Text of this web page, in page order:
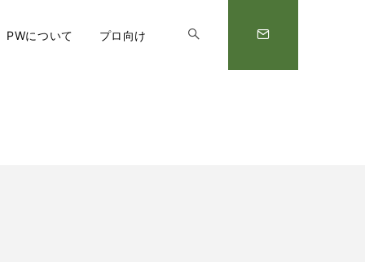
PWについて プロ向け